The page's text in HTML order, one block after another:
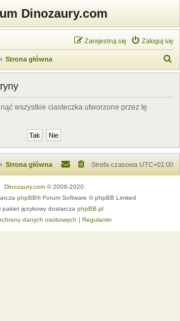
Dinozaury.com
Zaloguj się
Zarejestruj się
Strona główna
z
wszystkie ciasteczka utworzone przez tę
Strona główna Strefa czasowa UTC+01:00
Dinozaury.com© 2006-2020
phpBB® Forum Software © phpBB Limited
pakiet językowy dostarcza phpBB.pl
danych osobowych | Regulamin